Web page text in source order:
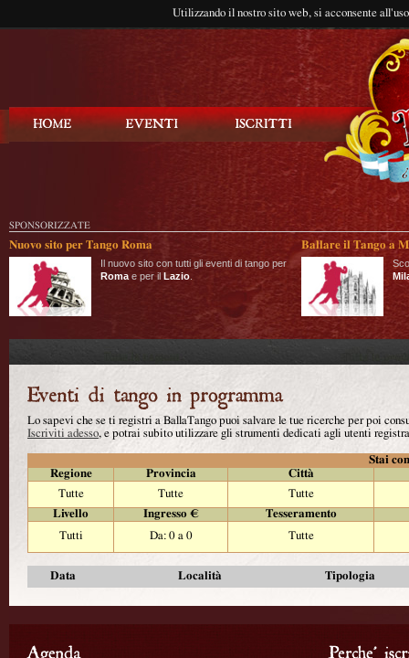
Utilizzando il nostro sito web, si acconsente
SPONSORIZZATE
Nuovo sito per Tango Roma
Il nuovo sito con tutti gli eventi di tango per
Roma e per il Lazio
Ballare il Tango a
Lo sapevi che se ti registri a BallaTango puoi salvare le tue ricerche per poi
Iscriviti adesso, e potrai subito utilizzare gli strumenti dedicati agli utenti
Stai
Regione
Provincia
Città
Tutte
Tutte
Tutte
Livello
Ingresso €
Tesseramento
Tutti
Da: 0 a 0 Tutte
Data Località Tipologia